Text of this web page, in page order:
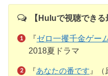
【Huluで視聴できる
『ゼロ一攫千金ゲー
2018夏ドラマ
『あなたの番です 』（